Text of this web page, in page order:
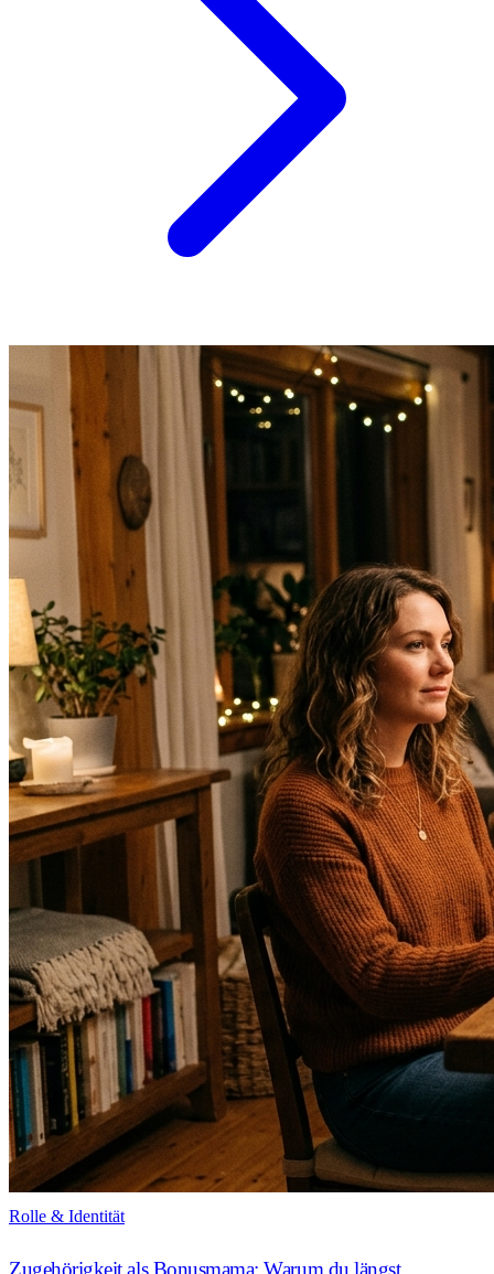
Rolle & Identität
Zugehörigkeit als Bonusmama: Warum du längst